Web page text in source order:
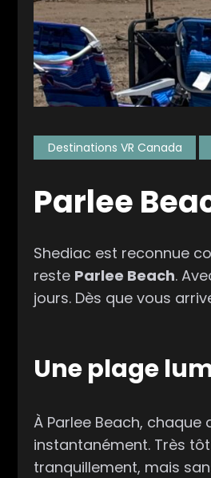
Destinations VR Canada
Parlee
Shediac est reconnue
reste Parlee Beach.
jours. Dès que vous
Une plage
À Parlee Beach,
instantanément. Très
tranquillement, mais